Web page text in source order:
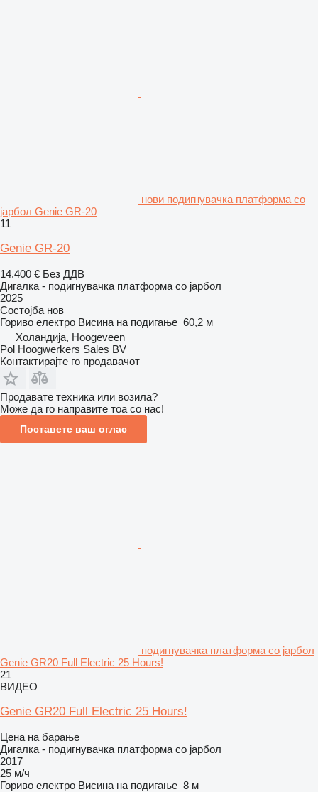
нови подигнувачка платформа со
јарбол Genie GR-20
11
Genie GR-20
14.400 € Без ДДВ
Дигалка - подигнувачка платформа со јарбол
2025
Состојба нов
Гориво електро Висина на подигање 60,2 м
Холандија, Hoogeveen
Pol Hoogwerkers Sales BV
Контактирајте го продавачот
Продавате техника или возила?
Може да го направите тоа со нас!
Поставете ваш оглас
подигнувачка платформа со јарбол
Genie GR20 Full Electric 25 Hours!
21
ВИДЕО
Genie GR20 Full Electric 25 Hours!
Цена на барање
Дигалка - подигнувачка платформа со јарбол
2017
25 м/ч
Гориво електро Висина на подигање 8 м